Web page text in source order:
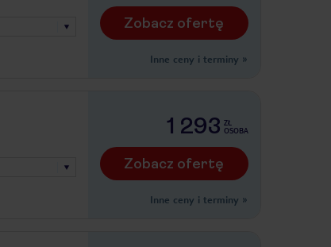
Zobacz ofertę
Inne ceny i terminy »
1 293 ZŁ
OSOBA
Zobacz ofertę
Inne ceny i terminy »